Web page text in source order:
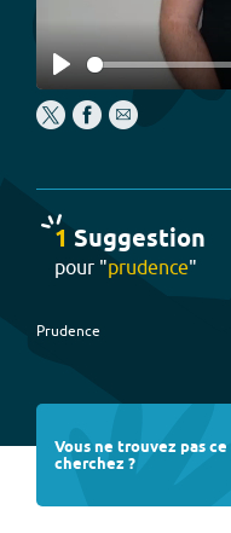
Play
1 Suggestion
pour "prudence"
Prudence
Vous ne trouvez pas
cherchez ?